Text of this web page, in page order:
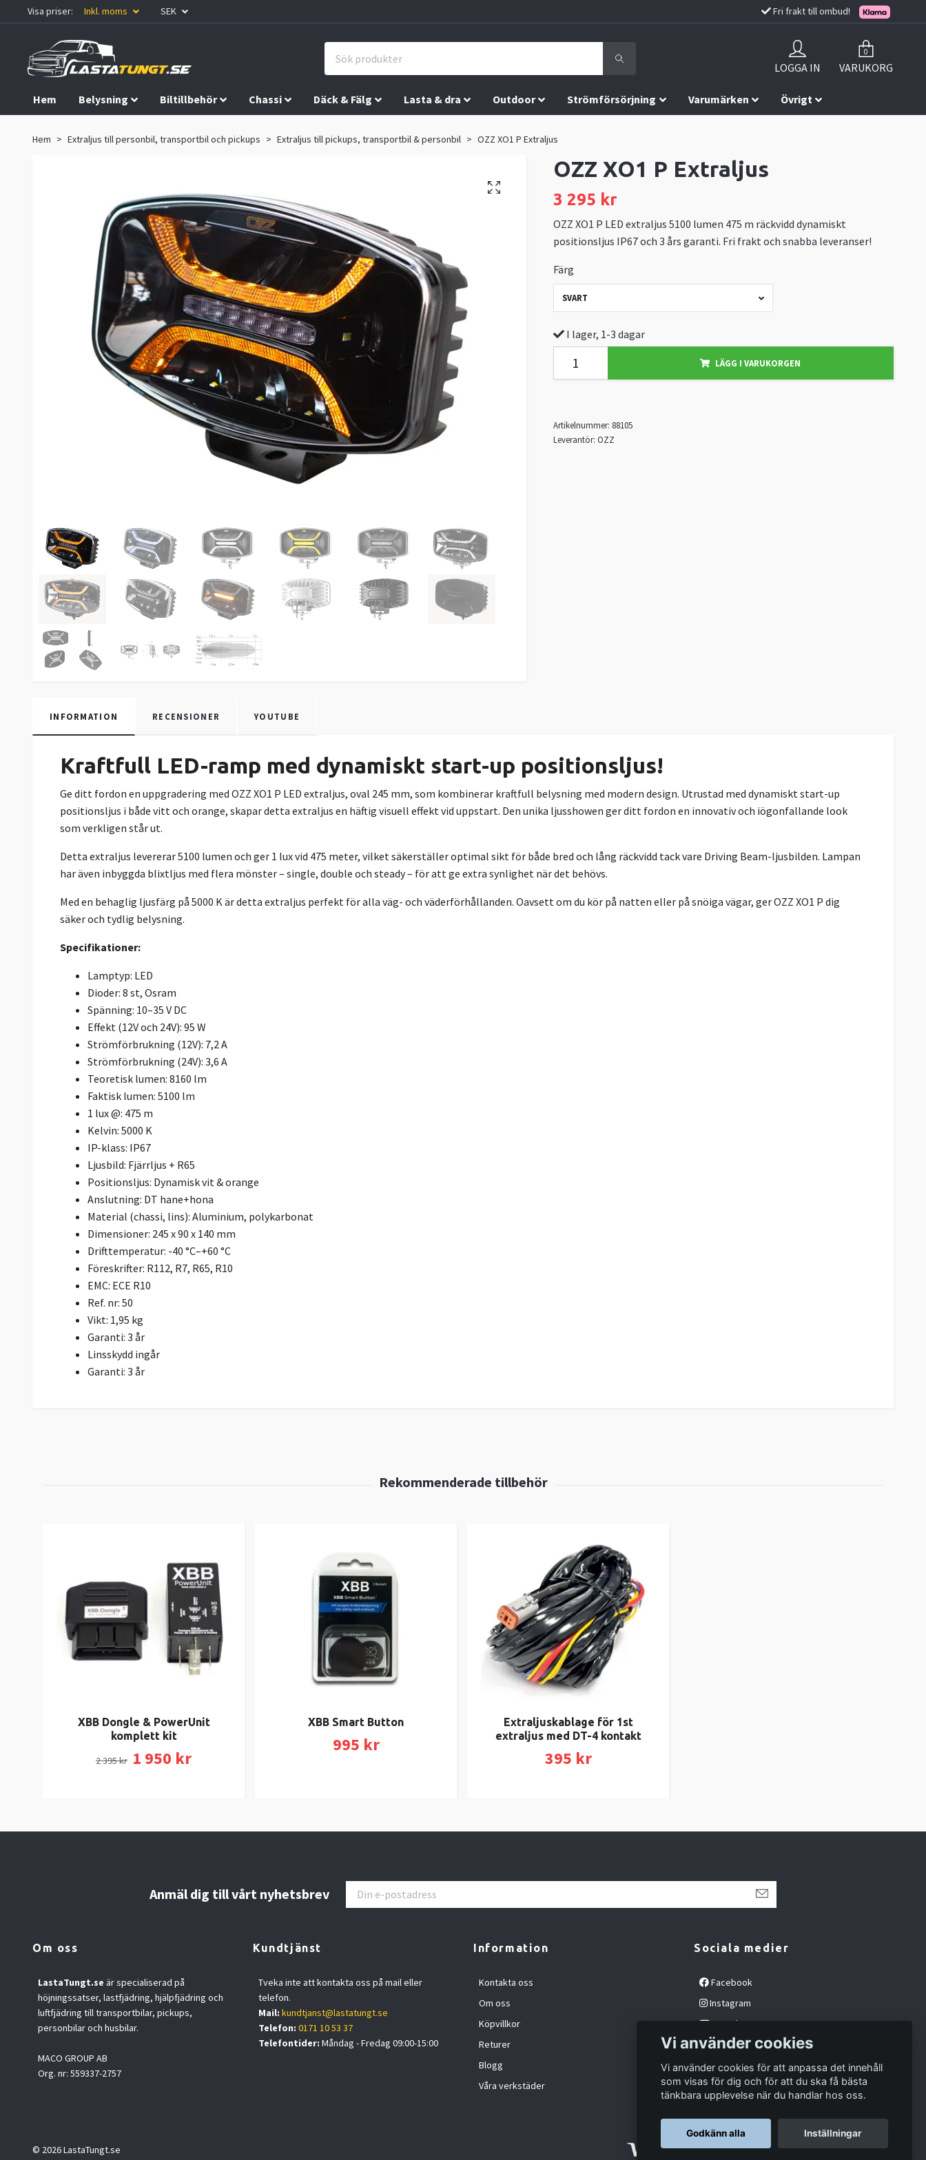
Visa priser: Inkl. moms SEK Fri frakt till ombud!
LOGGA IN
0
VARUKORG
Hem Belysning Biltillbehör Chassi Däck & Fälg Lasta & dra Outdoor Strömförsörjning Varumärken Övrigt
Hem Extraljus till personbil, transportbil och pickups Extraljus till pickups, transportbil & personbil OZZ XO1 P Extraljus
OZZ XO1 P Extraljus
3 295 kr
OZZ XO1 P LED extraljus 5100 lumen 475 m räckvidd dynamiskt
positionsljus IP67 och 3 års garanti. Fri frakt och snabba leveranser!
Färg
SVART
I lager, 1-3 dagar
LÄGG I VARUKORGEN
Artikelnummer: 88105
Leverantör: OZZ
INFORMATION RECENSIONER YOUTUBE
Kraftfull LED-ramp med dynamiskt start-up positionsljus!
Ge ditt fordon en uppgradering med OZZ XO1 P LED extraljus, oval 245 mm, som kombinerar kraftfull belysning med modern design. Utrustad med dynamiskt start-up
positionsljus i både vitt och orange, skapar detta extraljus en häftig visuell effekt vid uppstart. Den unika ljusshowen ger ditt fordon en innovativ och iögonfallande look
som verkligen står ut.
Detta extraljus levererar 5100 lumen och ger 1 lux vid 475 meter, vilket säkerställer optimal sikt för både bred och lång räckvidd tack vare Driving Beam-ljusbilden. Lampan
har även inbyggda blixtljus med flera mönster – single, double och steady – för att ge extra synlighet när det behövs.
Med en behaglig ljusfärg på 5000 K är detta extraljus perfekt för alla väg- och väderförhållanden. Oavsett om du kör på natten eller på snöiga vägar, ger OZZ XO1 P dig
säker och tydlig belysning.
Specifikationer:
Lamptyp: LED
Dioder: 8 st, Osram
Spänning: 10–35 V DC
Effekt (12V och 24V): 95 W
Strömförbrukning (12V): 7,2 A
Strömförbrukning (24V): 3,6 A
Teoretisk lumen: 8160 lm
Faktisk lumen: 5100 lm
1 lux @: 475 m
Kelvin: 5000 K
IP-klass: IP67
Ljusbild: Fjärrljus + R65
Positionsljus: Dynamisk vit & orange
Anslutning: DT hane+hona
Material (chassi, lins): Aluminium, polykarbonat
Dimensioner: 245 x 90 x 140 mm
Drifttemperatur: -40 °C–+60 °C
Föreskrifter: R112, R7, R65, R10
EMC: ECE R10
Ref. nr: 50
Vikt: 1,95 kg
Garanti: 3 år
Linsskydd ingår
Garanti: 3 år
XBB Dongle & PowerUnit
komplett kit
2 395 kr 1 950 kr
XBB Smart Button
995 kr
Extraljuskablage för 1st
extraljus med DT-4 kontakt
395 kr
Anmäl dig till vårt nyhetsbrev
Om oss
LastaTungt.se är specialiserad på
höjningssatser, lastfjädring, hjälpfjädring och
luftfjädring till transportbilar, pickups,
personbilar och husbilar.
MACO GROUP AB
Org. nr: 559337-2757
Kundtjänst
Tveka inte att kontakta oss på mail eller
telefon.
Mail: kundtjanst@lastatungt.se
Telefon: 0171 10 53 37
Telefontider: Måndag - Fredag 09:00-15:00
Information
Kontakta oss
Om oss
Köpvillkor
Returer
Blogg
Våra verkstäder
Sociala medier
Facebook
Instagram
YouTube
© 2026 LastaTungt.se
Vi använder cookies
Vi använder cookies för att anpassa det innehåll
som visas för dig och för att du ska få bästa
tänkbara upplevelse när du handlar hos oss.
Godkänn alla Inställningar